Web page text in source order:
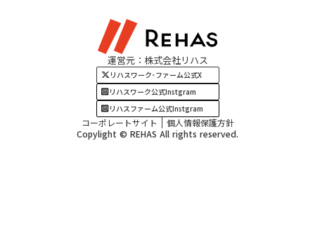
四国・九州エリア運営元：株式会社リハス
リハスワーク･ファーム公式X
リハスワーク公式Instgram
リハスファーム公式Instgram
コーポレートサイト
個人情報保護方針
Copylight © REHAS All rights reserved.